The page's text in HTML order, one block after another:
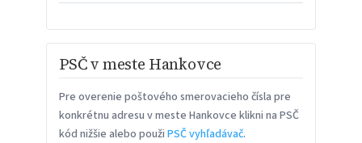
PSČ v meste Hankovce
Pre overenie poštového smerovacieho čísla pre
konkrétnu adresu v meste Hankovce klikni na PSČ
kód nižšie alebo použi PSČ vyhľadávač.